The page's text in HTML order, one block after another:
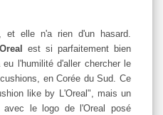
elle n'a rien d'un hasard.
est si parfaitement bien
l'humilité d'aller chercher le
en Corée du Sud. Ce
like by L'Oreal", mais un
avec le logo de l'Oreal posé